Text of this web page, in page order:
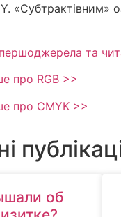
«Субтрактівним»
та
про RGB >>
про CMYK >>
об